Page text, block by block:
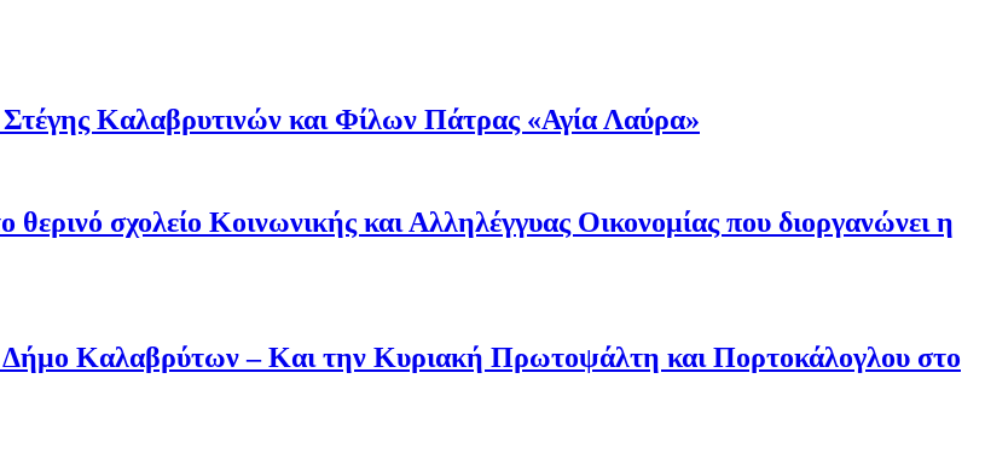
Καλαβρυτινών και Φίλων Πάτρας «Αγία Λαύρα»
σχολείο Κοινωνικής και Αλληλέγγυας Οικονομίας που διοργανώνει η
Δήμο Καλαβρύτων – Και την Κυριακή Πρωτοψάλτη και Πορτοκάλογλου στο